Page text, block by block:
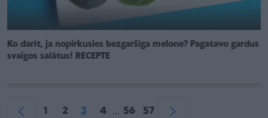
Ko darīt, ja nopirkusies bezgaršīga melone? Pagatavo gardus
svaigos salātus! RECEPTE
1 2 3 4 ... 56 57